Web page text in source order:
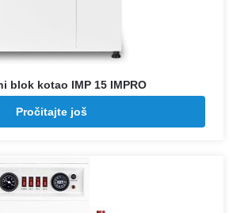
blok kotao IMP 15 IMPRO
Pozovite za cenu
Pročitajte još